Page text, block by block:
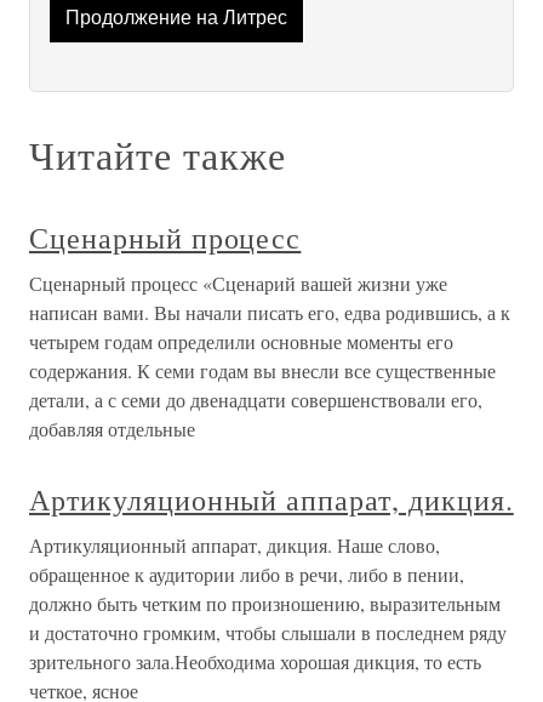
Продолжение на Литрес
Читайте также
Сценарный процесс
Сценарный процесс «Сценарий вашей жизни уже
написан вами. Вы начали писать его, едва родившись, а к
четырем годам определили основные моменты его
содержания. К семи годам вы внесли все существенные
детали, а с семи до двенадцати совершенствовали его,
добавляя отдельные
Артикуляционный аппарат, дикция.
Артикуляционный аппарат, дикция. Наше слово,
обращенное к аудитории либо в речи, либо в пении,
должно быть четким по произношению, выразительным
и достаточно громким, чтобы слышали в последнем ряду
зрительного зала.Необходима хорошая дикция, то есть
четкое, ясное